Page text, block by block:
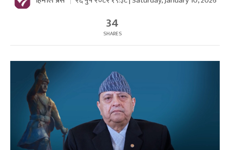
34
SHARES